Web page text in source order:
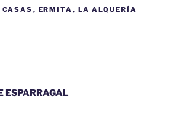
CASAS , ERMITA , LA ALQUERÍA
ESPARRAGAL